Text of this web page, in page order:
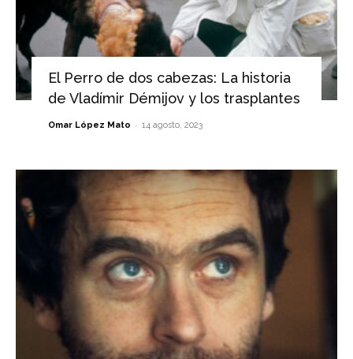
El Perro de dos cabezas: La historia
de Vladímir Démijov y los trasplantes
Omar López Mato - 14 agosto, 2023